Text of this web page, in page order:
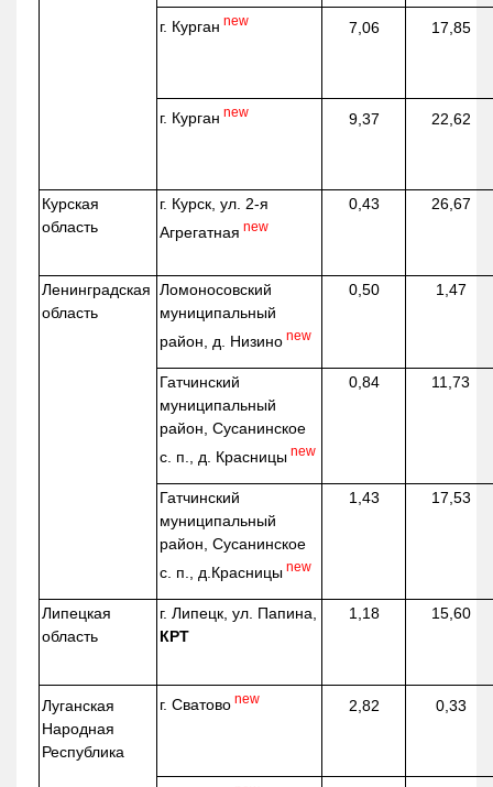
г. Курган new 7,06 17,85
г. Курган new 9,37 22,62
Курская
область
г. Курск, ул. 2-я
Агрегатная new
0,43 26,67
Ленинградская
область
Ломоносовский
муниципальный
район, д. Низино new
0,50 1,47
Гатчинский
муниципальный
район, Сусанинское
с. п., д. Красницы new
0,84 11,73
Гатчинский
муниципальный
район, Сусанинское
с. п.,д.Красницы new
1,43 17,53
Липецкая
область
г. Липецк, ул. Папина,
КРТ
1,18 15,60
Луганская
Народная
Республика
г. Сватово new 2,82 0,33